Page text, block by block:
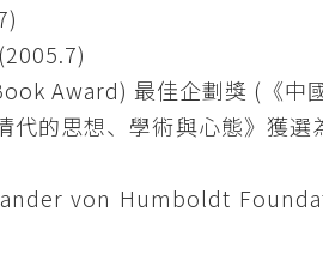
Award) 最佳企劃獎 (《中
代的思想、學術與心態》獲
von Humboldt